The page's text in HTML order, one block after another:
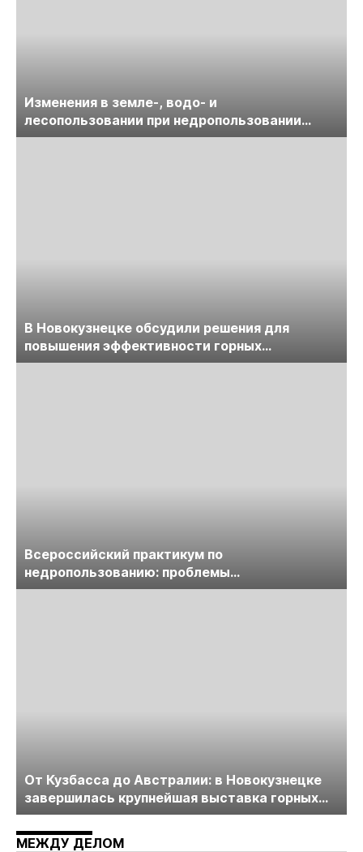
Изменения в земле-, водо- и
лесопользовании при недропользовании
обсудят на семинаре «ПравоТЭК»
В Новокузнецке обсудили решения для
повышения эффективности горных
предприятий
Всероссийский практикум по
недропользованию: проблемы
лицензирования, цифровизации, экспертизы
От Кузбасса до Австралии: в Новокузнецке
завершилась крупнейшая выставка горных
технологий «Недра России. Уголь России и
Майнинг»
МЕЖДУ ДЕЛОМ